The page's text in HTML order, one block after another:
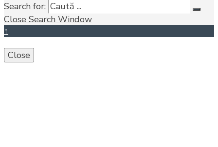
Search for:
Close Search Window
↑
Close